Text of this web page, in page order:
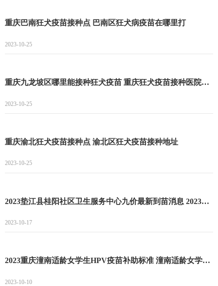
重庆巴南狂犬疫苗接种点 巴南区狂犬病疫苗在哪里打
2023-10-25
重庆九龙坡区哪里能接种狂犬疫苗 重庆狂犬疫苗接种医院名单一览
2023-10-25
重庆渝北狂犬疫苗接种点 渝北区狂犬疫苗接种地址
2023-10-25
2023垫江县桂阳社区卫生服务中心九价最新到苗消息 2023垫江县桂阳社区卫生服务中心九价预约流程
2023-10-17
2023重庆潼南适龄女学生HPV疫苗补助标准 潼南适龄女学生HPV疫苗接种补助项目
2023-10-10